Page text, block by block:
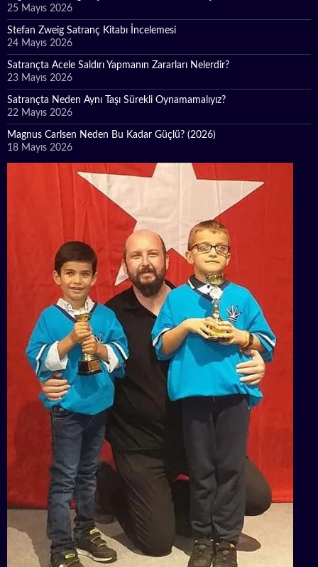
25 Mayıs 2026
Stefan Zweig Satranç Kitabı İncelemesi
24 Mayıs 2026
Satrançta Acele Saldırı Yapmanın Zararları Nelerdir?
23 Mayıs 2026
Satrançta Neden Aynı Taşı Sürekli Oynamamalıyız?
22 Mayıs 2026
Magnus Carlsen Neden Bu Kadar Güçlü? (2026)
18 Mayıs 2026